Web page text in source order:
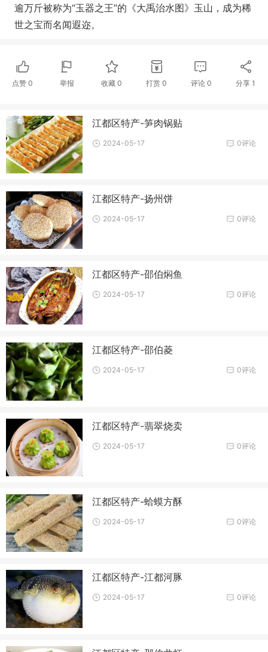
逾万斤被称为“玉器之王”的《大禹治水图》玉山，成为稀
世之宝而名闻遐迩。
点赞 0 举报 收藏0 打赏 0 评论 0 分享1
江都区特产-笋肉锅贴
0评论
2024-05-17
江都区特产-扬州饼
0评论
2024-05-17
江都区特产-邵伯焖鱼
0评论
2024-05-17
江都区特产-邵伯菱
0评论
2024-05-17
江都区特产-翡翠烧卖
0评论
2024-05-17
江都区特产-蛤蟆方酥
0评论
2024-05-17
江都区特产-江都河豚
0评论
2024-05-17